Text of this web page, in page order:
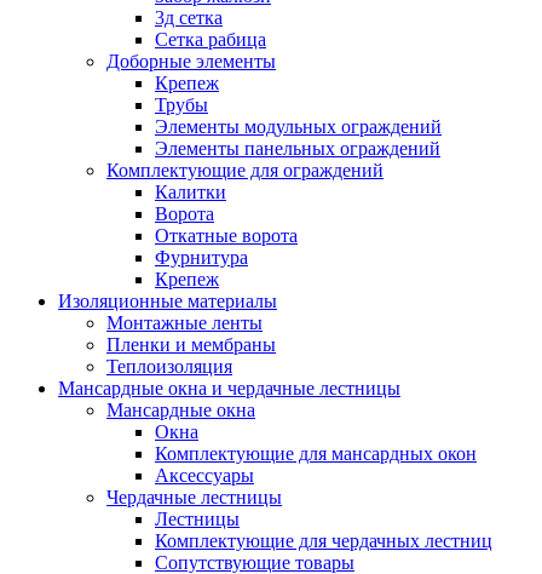
3д сетка
Сетка рабица
Доборные элементы
Крепеж
Трубы
Элементы модульных ограждений
Элементы панельных ограждений
Комплектующие для ограждений
Калитки
Ворота
Откатные ворота
Фурнитура
Крепеж
Изоляционные материалы
Монтажные ленты
Пленки и мембраны
Теплоизоляция
Мансардные окна и чердачные лестницы
Мансардные окна
Окна
Комплектующие для мансардных окон
Аксессуары
Чердачные лестницы
Лестницы
Комплектующие для чердачных лестниц
Сопутствующие товары